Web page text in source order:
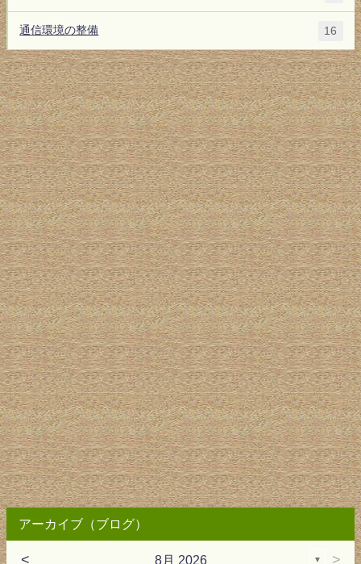
通信環境の整備 16
アーカイブ（ブログ）
< 8月 2026 ▼ >